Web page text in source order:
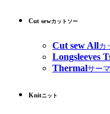
Cut sewカットソー
Cut sew Allカ
Longsleeves
Thermalサー
Knitニット